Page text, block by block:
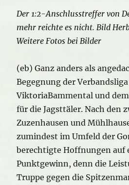
Der 1:2-Anschlusstreffer von
mehr reichte es nicht. Bild
Weitere Fotos bei Bilder
(eb) Ganz anders als
Begegnung der
ViktoriaBammental und
für die Jagsttäler. Nach den
Zuzenhausen und
zumindest im Umfeld der
berechtigte Hoffnungen auf
Punktgewinn, denn die
Truppe gegen die